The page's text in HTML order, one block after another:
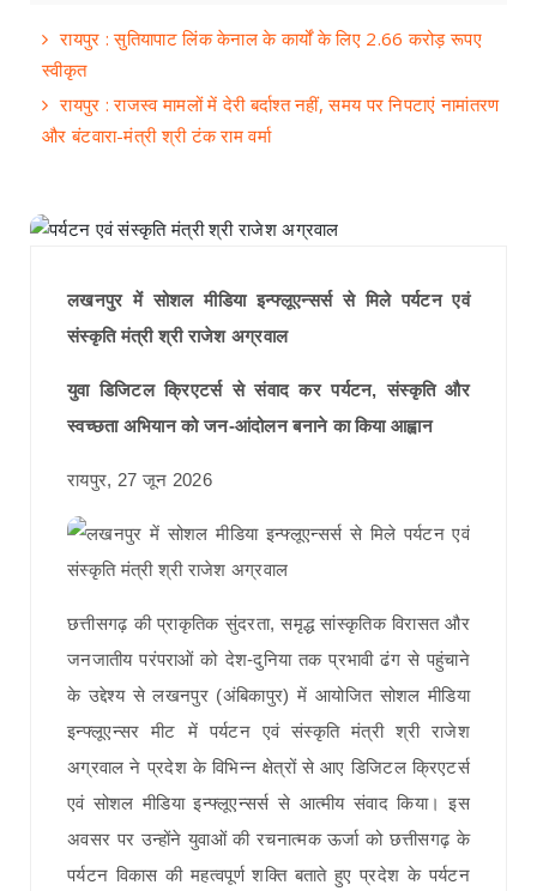
रायपुर : सुतियापाट लिंक केनाल के कार्यों के लिए 2.66 करोड़ रूपए
स्वीकृत
रायपुर : राजस्व मामलों में देरी बर्दाश्त नहीं, समय पर निपटाएं नामांतरण
और बंटवारा-मंत्री श्री टंक राम वर्मा
लखनपुर में सोशल मीडिया इन्फ्लूएन्सर्स से मिले पर्यटन एवं
संस्कृति मंत्री श्री राजेश अग्रवाल
युवा डिजिटल क्रिएटर्स से संवाद कर पर्यटन, संस्कृति और
स्वच्छता अभियान को जन-आंदोलन बनाने का किया आह्वान
रायपुर, 27 जून 2026
छत्तीसगढ़ की प्राकृतिक सुंदरता, समृद्ध सांस्कृतिक विरासत और
जनजातीय परंपराओं को देश-दुनिया तक प्रभावी ढंग से पहुंचाने
के उद्देश्य से लखनपुर (अंबिकापुर) में आयोजित सोशल मीडिया
इन्फ्लूएन्सर मीट में पर्यटन एवं संस्कृति मंत्री श्री राजेश
अग्रवाल ने प्रदेश के विभिन्न क्षेत्रों से आए डिजिटल क्रिएटर्स
एवं सोशल मीडिया इन्फ्लूएन्सर्स से आत्मीय संवाद किया। इस
अवसर पर उन्होंने युवाओं की रचनात्मक ऊर्जा को छत्तीसगढ़ के
पर्यटन विकास की महत्वपूर्ण शक्ति बताते हुए प्रदेश के पर्यटन